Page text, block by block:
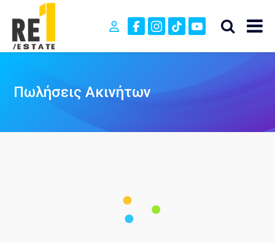
Πωλήσεις Ακινήτων